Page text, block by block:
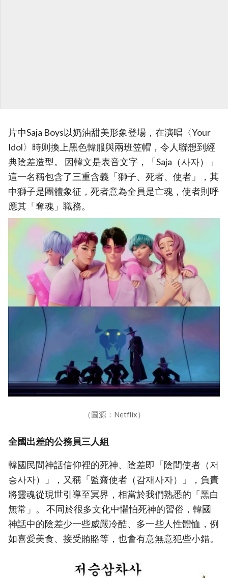
片中Saja Boys以奶油甜美形象登場，在演唱〈Your
Idol〉時则換上黑色韓服與兩班笠帽，令人聯想到經
典陰差造型。 因韓文是表音文字，「Saja（사자）」
這一名稱包含了三重含義「獅子、死者、使者」，其
中獅子是團體象征，死者意為全員是亡魂，使者則呼
應其「奪魂」職務。
（圖源：Netflix）
全國出差的公務員三人組
韓國民間神話信仰裡的死神、陰差即「陰間使者（저
승사자）」，又稱「監齋使者（감재사자）」，負責
將靈魂從現世引導至冥界，相當於我們熟悉的「黑白
無常」。 不同於很多文化中懼怕死神的習俗，韓國
神話中的陰差少一些威嚴冷酷、多一些人性體恤，例
如喜愛美食、接受賄賂等，也會有意無意犯些小錯。